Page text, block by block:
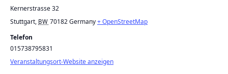
Kernerstrasse 32
Stuttgart, BW 70182Germany+ OpenStreetMap
Telefon
015738795831
Veranstaltungsort-Website anzeigen